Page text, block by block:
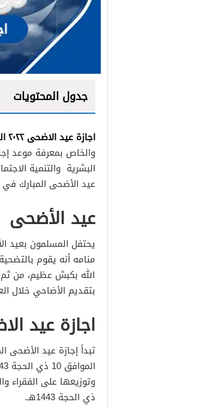
جدول المحتويات
اجازة عيد الاضحى ٢٠٢٢ السعودية،
والخاص بمعرفة موعد
البشرية والتنمية
عيد الأضحى المبارك في
عيد الأضحى
يحتفل المسلمون بعيد
منامه أنه يقوم
الله بكبش عظيم، من
بتقديم الأضاحي خلال
اجازة عيد الاضحى
ذي الحجة 1443هـ.